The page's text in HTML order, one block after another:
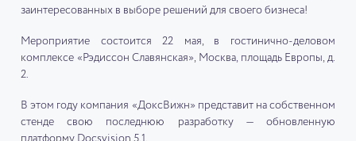
заинтересованных в выборе решений для своего бизнеса!
Мероприятие состоится 22 мая, в гостинично-деловом
комплексе «Рэдиссон Славянская», Москва, площадь Европы, д.
2.
В этом году компания «ДоксВижн» представит на собственном
стенде свою последнюю разработку — обновленную